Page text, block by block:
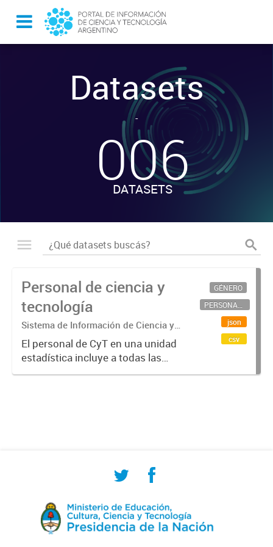
Datasets
-
006
DATASETS
Personal de ciencia y
tecnología
Sistema de Información de Ciencia y
Tecnología Argentino (SICYTAR)
El personal de CyT en una unidad
estadística incluye a todas las
personas involucradas
GÉNERO
PERSONAL CIENTÍFICO-TECNOLÓGICO
json
csv